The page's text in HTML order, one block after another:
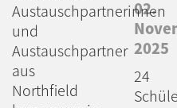
Austauschpartnerinnen
und
Austauschpartner
aus
Northfield
02.
2025
24